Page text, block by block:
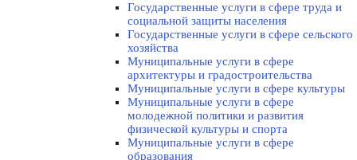
Государственные услуги в сфере труда и
социальной защиты населения
Государственные услуги в сфере сельского
хозяйства
Муниципальные услуги в сфере
архитектуры и градостроительства
Муниципальные услуги в сфере культуры
Муниципальные услуги в сфере
молодежной политики и развития
физической культуры и спорта
Муниципальные услуги в сфере
образования